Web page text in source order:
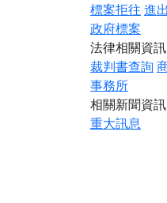
標案拒往 進
政府標案
法律相關資訊
裁判書查詢
事務所
相關新聞資訊
重大訊息